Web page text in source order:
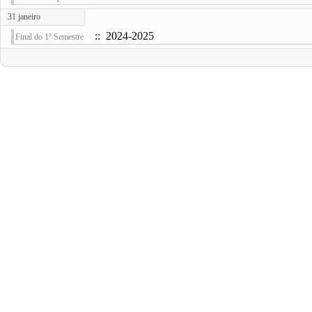
31 janeiro
Final do 1º Semestre :: 2024-2025